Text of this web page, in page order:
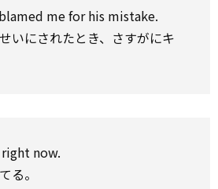
me for his mistake.
いにされたとき、さすがにキ
right now.
る。